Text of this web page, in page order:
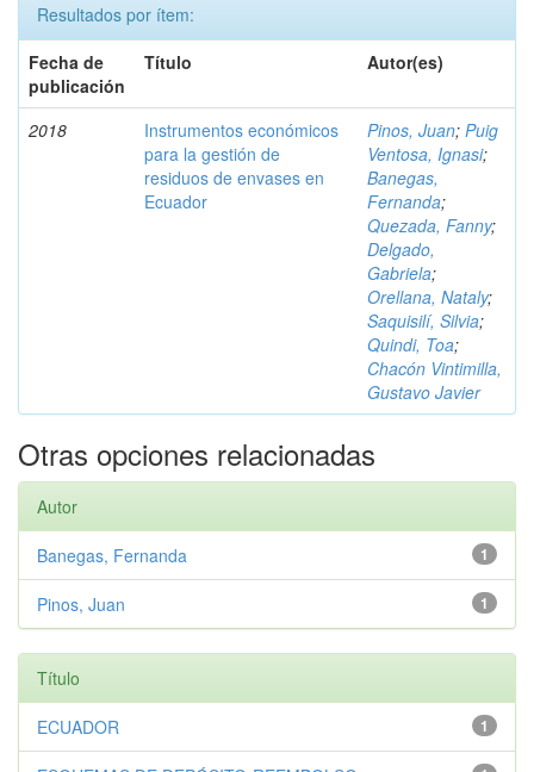
Resultados por ítem:
Fecha de
publicación
Título Autor(es)
2018
Instrumentos económicos
para la gestión de
residuos de envases en
Ecuador
Pinos, Juan; Puig
Ventosa, Ignasi;
Banegas,
Fernanda;
Quezada, Fanny;
Delgado,
Gabriela;
Orellana, Nataly;
Saquisilí, Silvia;
Quindi, Toa;
Chacón Vintimilla,
Gustavo Javier
Otras opciones relacionadas
Autor
1
Banegas, Fernanda
1
Pinos, Juan
Título
1
ECUADOR